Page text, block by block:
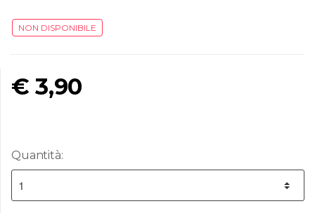
NON DISPONIBILE
€3,90
Quantità: